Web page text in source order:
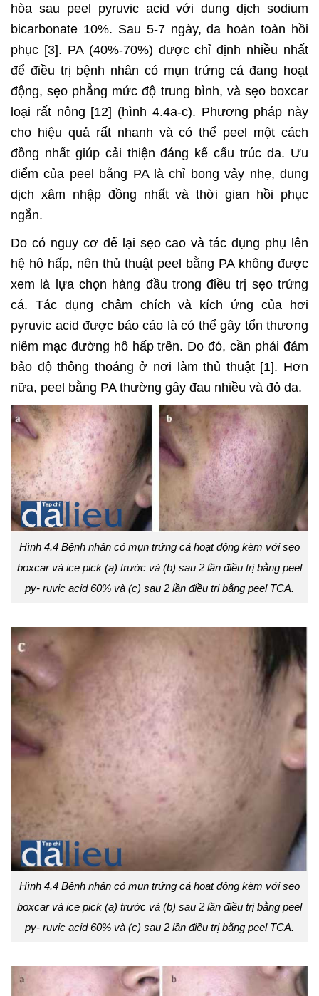
hòa sau peel pyruvic acid với dung dịch sodium
bicarbonate 10%. Sau 5-7 ngày, da hoàn toàn hồi
phục [3]. PA (40%-70%) được chỉ định nhiều nhất
để điều trị bệnh nhân có mụn trứng cá đang hoạt
động, sẹo phẳng mức độ trung bình, và sẹo boxcar
loại rất nông [12] (hình 4.4a-c). Phương pháp này
cho hiệu quả rất nhanh và có thể peel một cách
đồng nhất giúp cải thiện đáng kể cấu trúc da. Ưu
điểm của peel bằng PA là chỉ bong vảy nhẹ, dung
dịch xâm nhập đồng nhất và thời gian hồi phục
ngắn.
Do có nguy cơ để lại sẹo cao và tác dụng phụ lên
hệ hô hấp, nên thủ thuật peel bằng PA không được
xem là lựa chọn hàng đầu trong điều trị sẹo trứng
cá. Tác dụng châm chích và kích ứng của hơi
pyruvic acid được báo cáo là có thể gây tổn thương
niêm mạc đường hô hấp trên. Do đó, cần phải đảm
bảo độ thông thoáng ở nơi làm thủ thuật [1]. Hơn
nữa, peel bằng PA thường gây đau nhiều và đỏ da.
Hình 4.4 Bệnh nhân có mụn trứng cá hoạt động kèm với sẹo
boxcar và ice pick (a) trước và (b) sau 2 lần điều trị bằng peel
py- ruvic acid 60% và (c) sau 2 lần điều trị bằng peel TCA.
Hình 4.4 Bệnh nhân có mụn trứng cá hoạt động kèm với sẹo
boxcar và ice pick (a) trước và (b) sau 2 lần điều trị bằng peel
py- ruvic acid 60% và (c) sau 2 lần điều trị bằng peel TCA.